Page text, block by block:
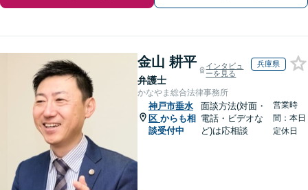
金山 耕平
弁護士
インタビュ
ーを見る
兵庫県
かなやま総合法律事務所
神戸市垂水
区 からも相
談受付中
面談方法(対面・
電話・ビデオな
ど)は応相談
営業時
間：本日
定休日